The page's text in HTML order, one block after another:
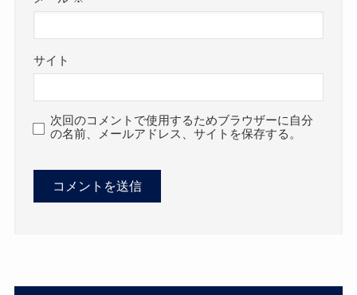
サイト
次回のコメントで使用するためブラウザーに自分
の名前、メールアドレス、サイトを保存する。